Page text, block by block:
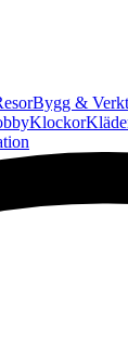
Bygg &
Klockor